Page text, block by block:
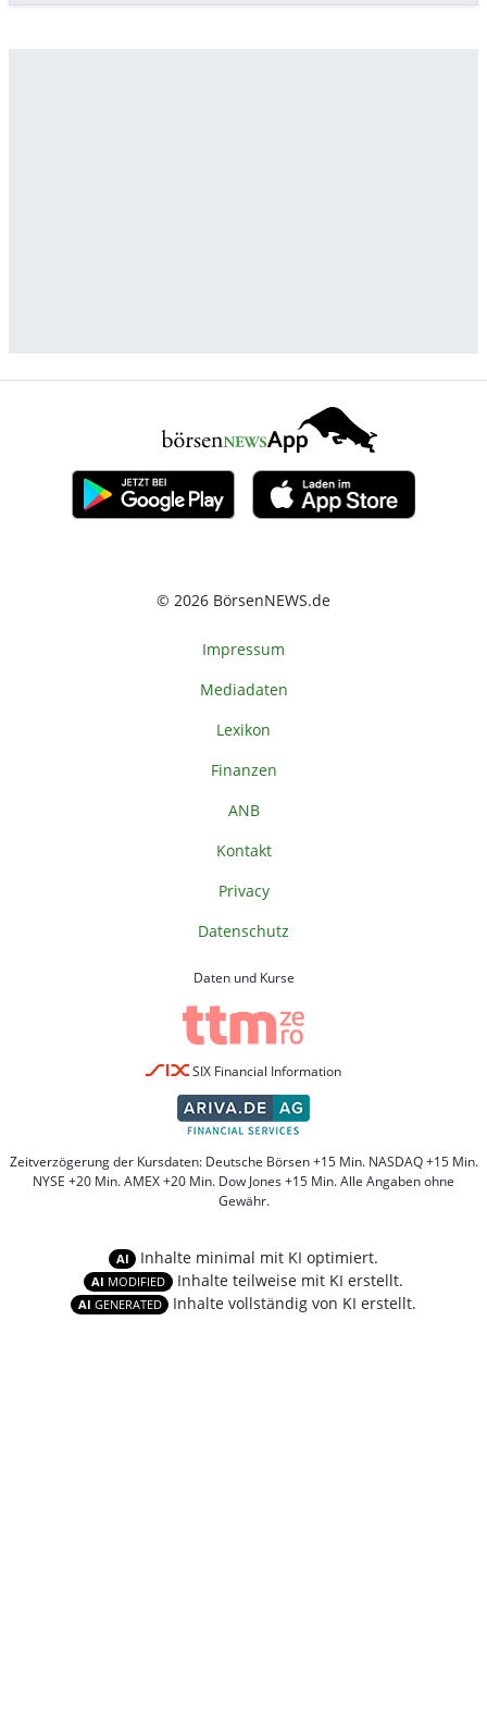
© 2026 BörsenNEWS.de
Impressum
Mediadaten
Lexikon
Finanzen
ANB
Kontakt
Privacy
Datenschutz
Daten und Kurse
SIX Financial Information
Zeitverzögerung der Kursdaten: Deutsche Börsen +15 Min. NASDAQ +15 Min.
NYSE +20 Min. AMEX +20 Min. Dow Jones +15 Min. Alle Angaben ohne
Gewähr.
AI Inhalte minimal mit KI optimiert.
AI MODIFIED Inhalte teilweise mit KI erstellt.
AI GENERATED Inhalte vollständig von KI erstellt.